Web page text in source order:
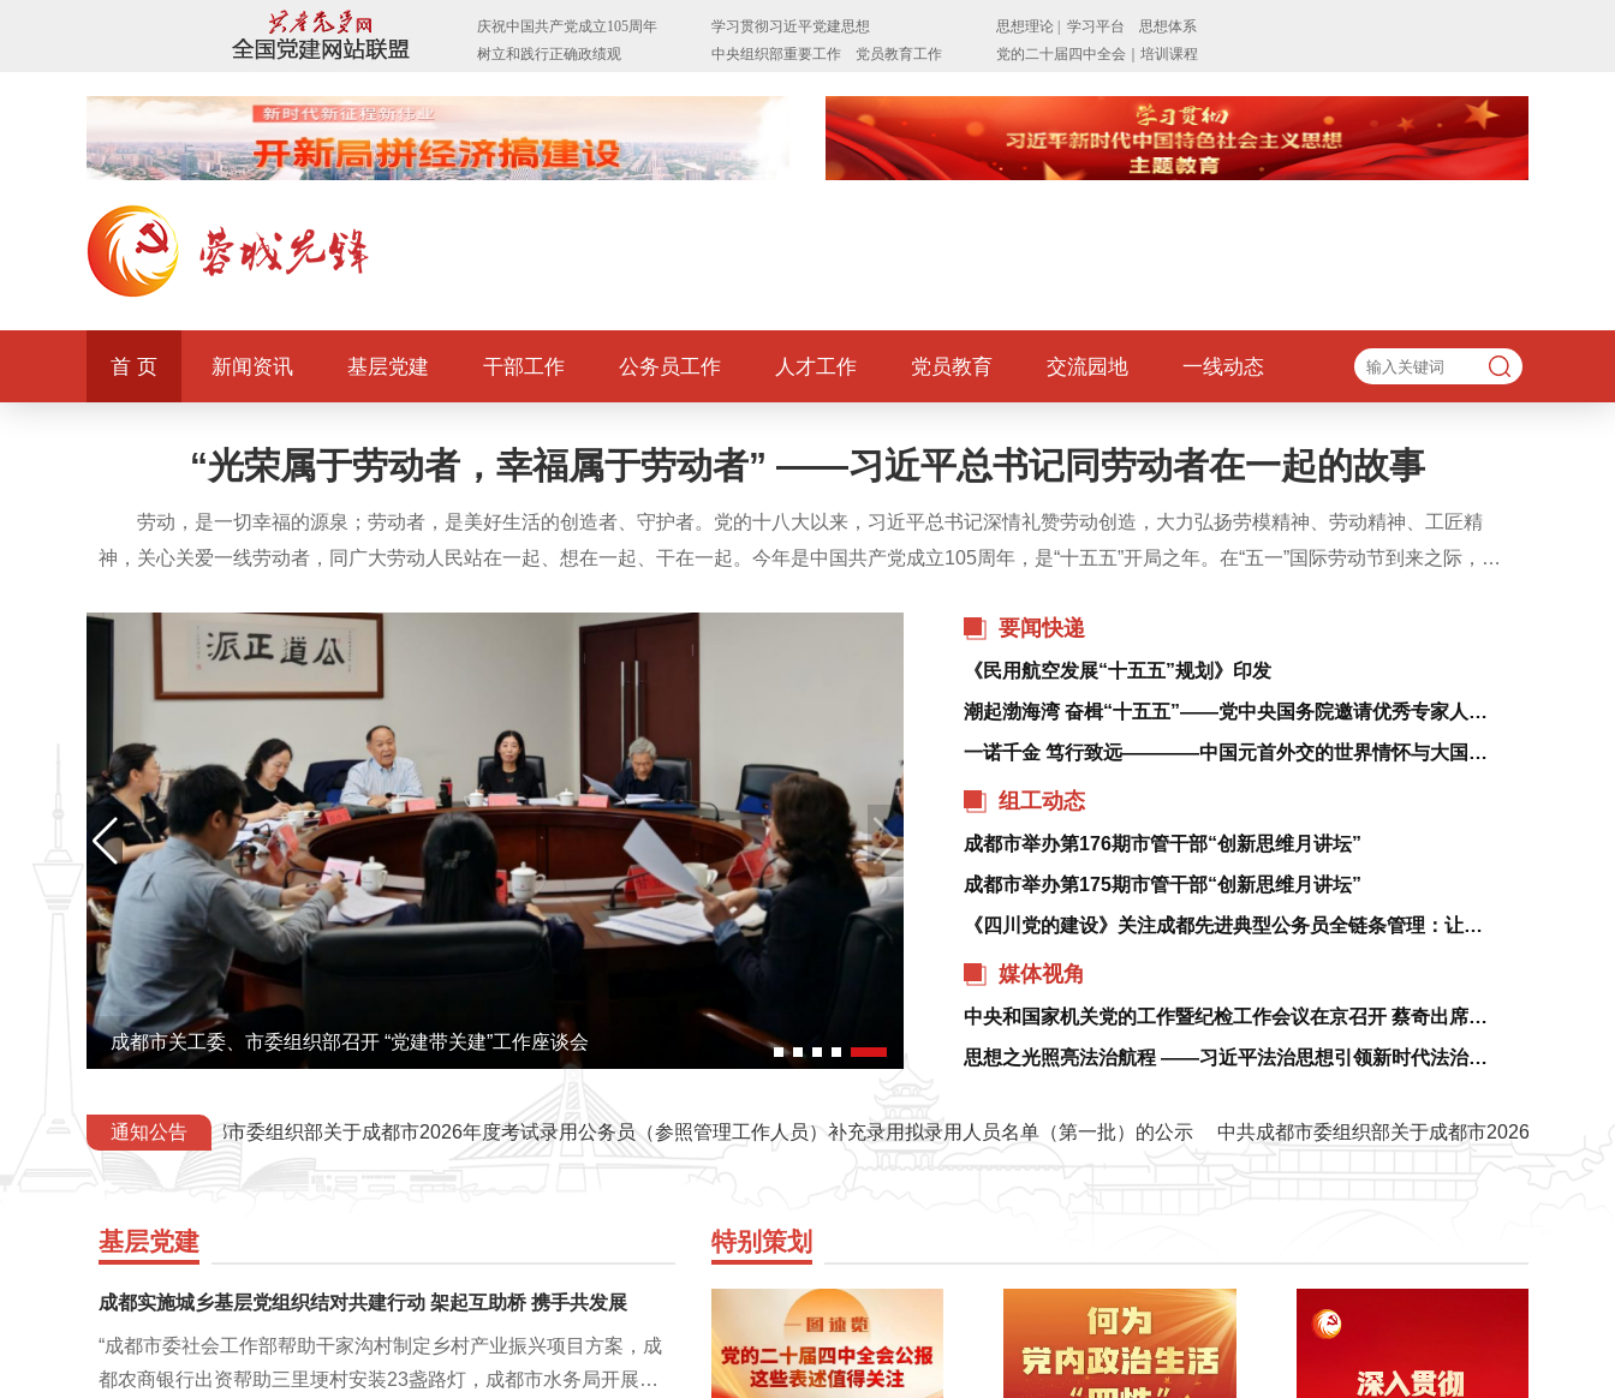
首 页 新闻资讯 基层党建 干部工作 公务员工作 人才工作 党员教育 交流园地 一线动态
“光荣属于劳动者，幸福属于劳动者” ——习近平总书记同劳动者在一起的故事
劳动，是一切幸福的源泉；劳动者，是美好生活的创造者、守护者。党的十八大以来，习近平总书记深情礼赞劳动创造，大力弘扬劳模精神、劳动精神、工匠精
神，关心关爱一线劳动者，同广大劳动人民站在一起、想在一起、干在一起。今年是中国共产党成立105周年，是“十五五”开局之年。在“五一”国际劳动节到来之际，习
国家事业发展作出了重要贡献
2025年成都市人才工作者专题培训班顺利举办 市委组织部举办全市入党积极分子和发展对象培训班
要闻快递
《民用航空发展“十五五”规划》印发
潮起渤海湾 奋楫“十五五”——党中央国务院邀请优秀专家人才代表北戴河休假侧记
一诺千金 笃行致远————中国元首外交的世界情怀与大国气派
组工动态
成都市举办第176期市管干部“创新思维月讲坛”
成都市举办第175期市管干部“创新思维月讲坛”
《四川党的建设》关注成都先进典型公务员全链条管理：让每次嘉奖 都成为成长的起点
媒体视角
中央和国家机关党的工作暨纪检工作会议在京召开 蔡奇出席并讲话
思想之光照亮法治航程 ——习近平法治思想引领新时代法治中国建设述评
通知公告
中共成都市委组织部关于成都市2026年度考试录用公务员（参照管理工作人员）补充录用拟录用人员名单（第一批）的公示 中共成都市委组织部关于成都市2026年度考试录用
基层党建
成都实施城乡基层党组织结对共建行动 架起互助桥 携手共发展
“成都市委社会工作部帮助干家沟村制定乡村产业振兴项目方案，成
都农商银行出资帮助三里埂村安装23盏路灯，成都市水务局开展农
特别策划